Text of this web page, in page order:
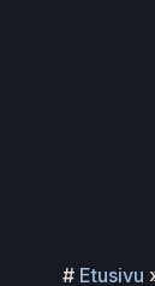
# Etusivu